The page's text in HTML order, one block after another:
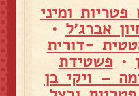
מס' 5 עם פטריות ומיני
אברג׳ל •
-דורית
• פשטידת
– ויקי בן